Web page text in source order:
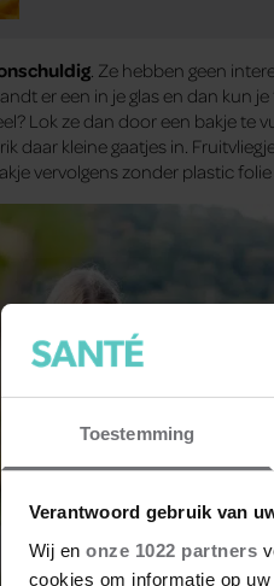
Toestemming
Verantwoord gebruik van
Wij en onze 1022 partners
cookies om informatie op
. Ze hebben geen
er een in je glas en dan kun
Lok ze dan door een bakje te
daar kleine gaatjes in.
vervolgens zonder plastic­